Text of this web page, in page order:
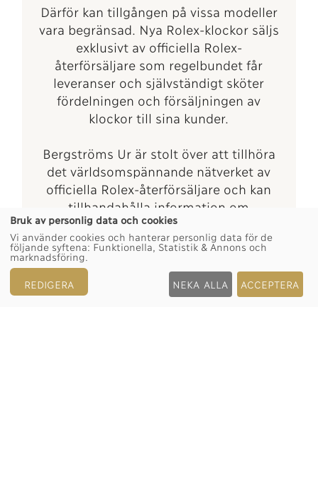
Därför kan tillgången på vissa modeller
vara begränsad. Nya Rolex-klockor säljs
exklusivt av officiella Rolex-
återförsäljare som regelbundet får
leveranser och självständigt sköter
fördelningen och försäljningen av
klockor till sina kunder.
Bergströms Ur är stolt över att tillhöra
det världsomspännande nätverket av
officiella Rolex-återförsäljare och kan
tillhandahålla information om
tillgången på Rolex-klockor.
Bruk av personlig data och cookies
Vi använder cookies och hanterar personlig data för de
följande syftena: Funktionella, Statistik & Annons och
marknadsföring
REDIGERA NEKA ALLA ACCEPTERA